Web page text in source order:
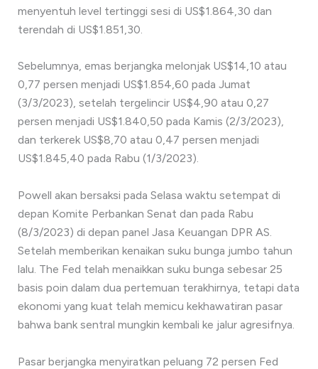
menyentuh level tertinggi sesi di US$1.864,30 dan
terendah di US$1.851,30.
Sebelumnya, emas berjangka melonjak US$14,10 atau
0,77 persen menjadi US$1.854,60 pada Jumat
(3/3/2023), setelah tergelincir US$4,90 atau 0,27
persen menjadi US$1.840,50 pada Kamis (2/3/2023),
dan terkerek US$8,70 atau 0,47 persen menjadi
US$1.845,40 pada Rabu (1/3/2023).
Powell akan bersaksi pada Selasa waktu setempat di
depan Komite Perbankan Senat dan pada Rabu
(8/3/2023) di depan panel Jasa Keuangan DPR AS.
Setelah memberikan kenaikan suku bunga jumbo tahun
lalu. The Fed telah menaikkan suku bunga sebesar 25
basis poin dalam dua pertemuan terakhirnya, tetapi data
ekonomi yang kuat telah memicu kekhawatiran pasar
bahwa bank sentral mungkin kembali ke jalur agresifnya.
Pasar berjangka menyiratkan peluang 72 persen Fed